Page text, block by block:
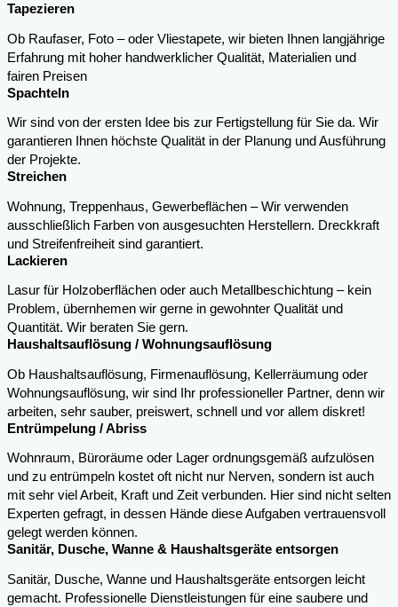
Tapezieren
Ob Raufaser, Foto – oder Vliestapete, wir bieten Ihnen langjährige
Erfahrung mit hoher handwerklicher Qualität, Materialien und
fairen Preisen
Spachteln
Wir sind von der ersten Idee bis zur Fertigstellung für Sie da. Wir
garantieren Ihnen höchste Qualität in der Planung und Ausführung
der Projekte.
Streichen
Wohnung, Treppenhaus, Gewerbeflächen – Wir verwenden
ausschließlich Farben von ausgesuchten Herstellern. Dreckkraft
und Streifenfreiheit sind garantiert.
Lackieren
Lasur für Holzoberflächen oder auch Metallbeschichtung – kein
Problem, übernhemen wir gerne in gewohnter Qualität und
Quantität. Wir beraten Sie gern.
Haushaltsauflösung / Wohnungsauflösung
Ob Haushaltsauflösung, Firmenauflösung, Kellerräumung oder
Wohnungsauflösung, wir sind Ihr professioneller Partner, denn wir
arbeiten, sehr sauber, preiswert, schnell und vor allem diskret!
Entrümpelung / Abriss
Wohnraum, Büroräume oder Lager ordnungsgemäß aufzulösen
und zu entrümpeln kostet oft nicht nur Nerven, sondern ist auch
mit sehr viel Arbeit, Kraft und Zeit verbunden. Hier sind nicht selten
Experten gefragt, in dessen Hände diese Aufgaben vertrauensvoll
gelegt werden können.
Sanitär, Dusche, Wanne & Haushaltsgeräte entsorgen
Sanitär, Dusche, Wanne und Haushaltsgeräte entsorgen leicht
gemacht. Professionelle Dienstleistungen für eine saubere und